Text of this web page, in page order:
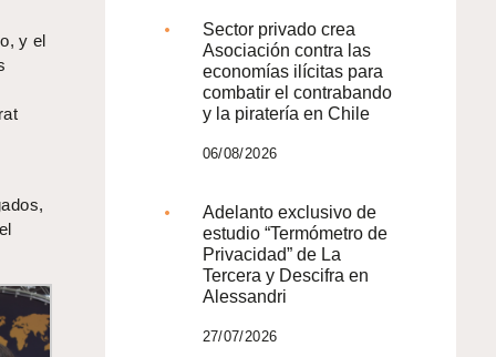
y el
Sector privado crea
Asociación contra las
economías ilícitas para
combatir el contrabando
y la piratería en Chile
06/08/2026
Adelanto exclusivo de
estudio “Termómetro de
Privacidad” de La
Tercera y Descifra en
Alessandri
27/07/2026